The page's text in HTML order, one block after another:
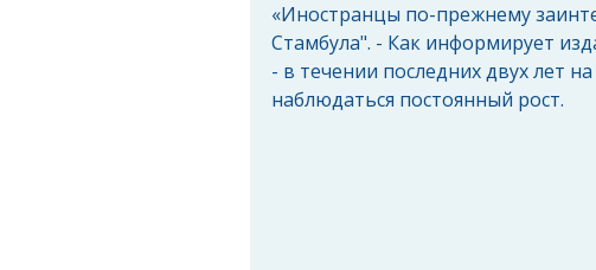
«Иностранцы по-прежнему
Стамбула". - Как информирует
- в течении последних двух лет
наблюдаться постоянный рост.